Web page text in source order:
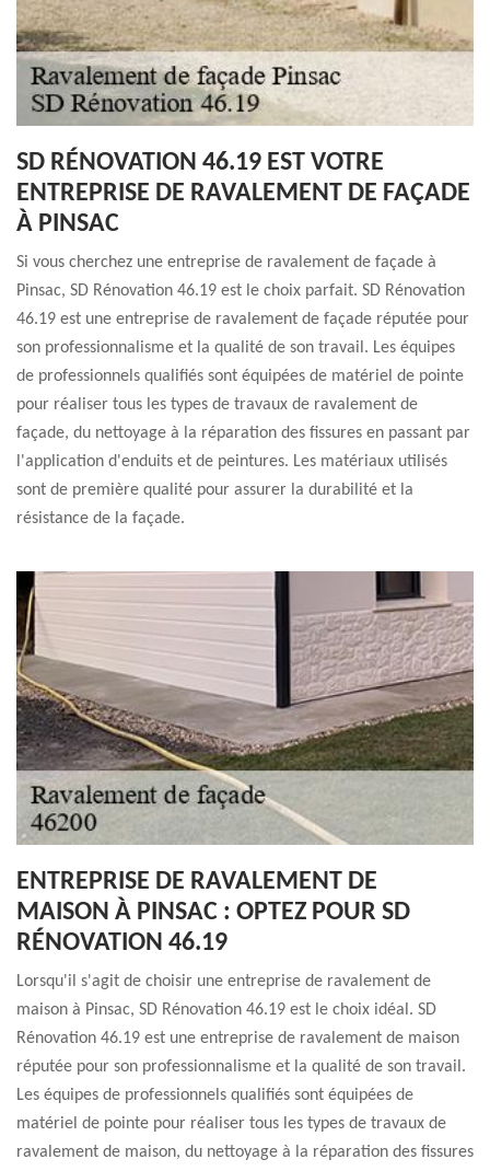
SD RÉNOVATION 46.19 EST VOTRE
ENTREPRISE DE RAVALEMENT DE FAÇADE
À PINSAC
Si vous cherchez une entreprise de ravalement de façade à
Pinsac, SD Rénovation 46.19 est le choix parfait. SD Rénovation
46.19 est une entreprise de ravalement de façade réputée pour
son professionnalisme et la qualité de son travail. Les équipes
de professionnels qualifiés sont équipées de matériel de pointe
pour réaliser tous les types de travaux de ravalement de
façade, du nettoyage à la réparation des fissures en passant par
l'application d'enduits et de peintures. Les matériaux utilisés
sont de première qualité pour assurer la durabilité et la
résistance de la façade.
ENTREPRISE DE RAVALEMENT DE
MAISON À PINSAC : OPTEZ POUR SD
RÉNOVATION 46.19
Lorsqu'il s'agit de choisir une entreprise de ravalement de
maison à Pinsac, SD Rénovation 46.19 est le choix idéal. SD
Rénovation 46.19 est une entreprise de ravalement de maison
réputée pour son professionnalisme et la qualité de son travail.
Les équipes de professionnels qualifiés sont équipées de
matériel de pointe pour réaliser tous les types de travaux de
ravalement de maison, du nettoyage à la réparation des fissures